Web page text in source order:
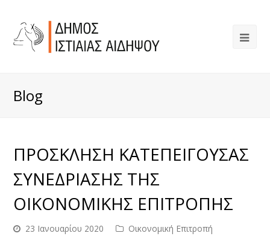
Blog
ΠΡΟΣΚΛΗΣΗ ΚΑΤΕΠΕΙΓΟΥΣΑΣ
ΣΥΝΕΔΡΙΑΣΗΣ ΤΗΣ
ΟΙΚΟΝΟΜΙΚΗΣ ΕΠΙΤΡΟΠΗΣ
23 Ιανουαρίου 2020 Οικονομική Επιτροπή